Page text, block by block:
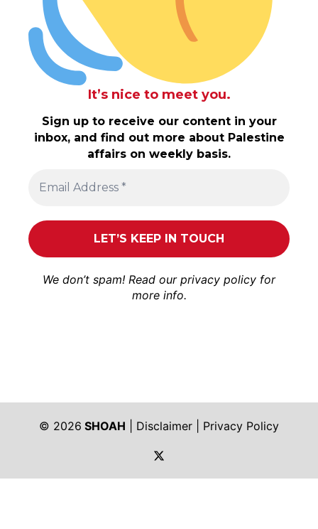
It’s nice to meet you.
Sign up to receive our content in your
inbox, and find out more about Palestine
affairs on weekly basis.
We don’t spam! Read our privacy policy for
more info.
© 2026 SHOAH Disclaimer
Privacy Policy
https://twitter.com/shoah_ph